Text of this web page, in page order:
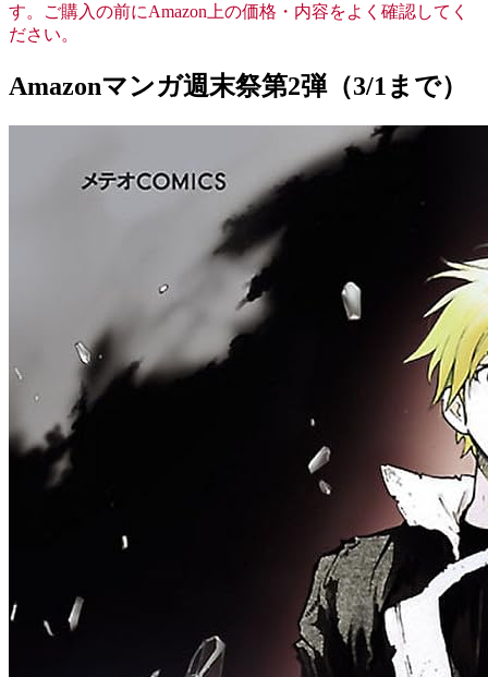
す。ご購入の前にAmazon上の価格・内容をよく確認してく
ださい。
Amazonマンガ週末祭第2弾（3/1まで）